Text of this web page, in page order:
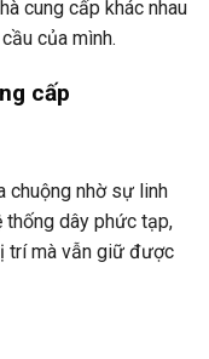
cung cấp khác nhau
của mình.
cấp
chuộng nhờ sự linh
thống dây phức tạp,
trí mà vẫn giữ được